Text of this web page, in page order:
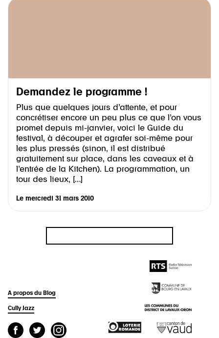
Demandez le programme !
Plus que quelques jours d’attente, et pour
concrétiser encore un peu plus ce que l’on vous
promet depuis mi-janvier, voici le Guide du
festival, à découper et agrafer soi-même pour
les plus pressés (sinon, il est distribué
gratuitement sur place, dans les caveaux et à
l’entrée de la Kitchen). La programmation, un
tour des lieux, […]
Le mercredi 31 mars 2010
A propos du Blog
Cully Jazz